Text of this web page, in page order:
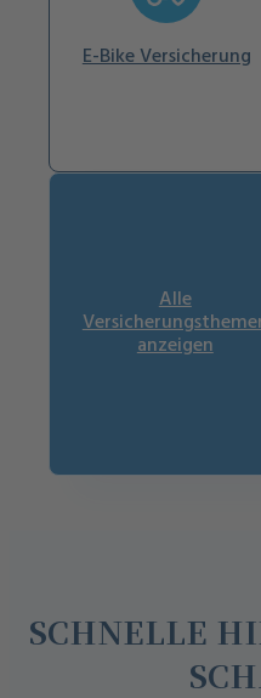
E-Bike Versicherung
Alle
anzeigen
SCHNELLE